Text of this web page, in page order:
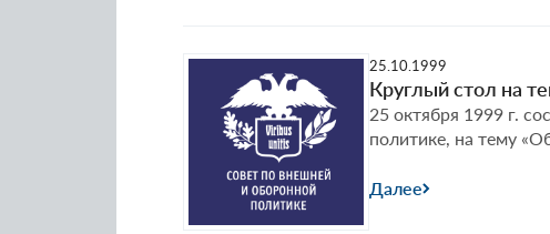
25.10.1999
Круглый стол на
25 октября 1999 г.
политике, на тему
Далее